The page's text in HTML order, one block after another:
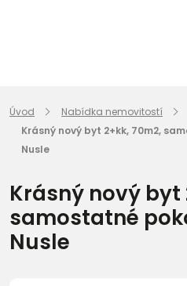
Úvod
Nabídka nemovitostí
Krásný nový byt 2+kk, 70m2,
Nusle
Krásný nový byt
samostatné
Nusle